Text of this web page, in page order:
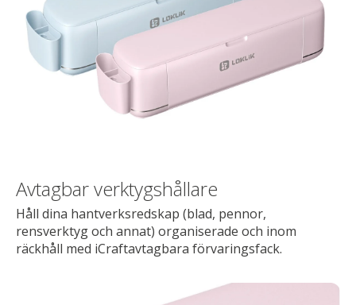
Avtagbar verktygshållare
Håll dina hantverksredskap (blad, pennor,
rensverktyg och annat) organiserade och inom
räckhåll med iCraftavtagbara förvaringsfack.